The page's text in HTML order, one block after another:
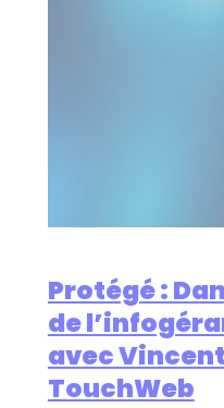
Protégé :
de
avec
TouchWeb